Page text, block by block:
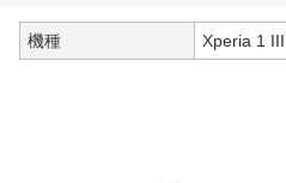
機種 Xperia 1 III